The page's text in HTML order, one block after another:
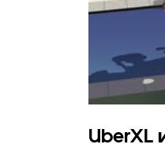
UberXL